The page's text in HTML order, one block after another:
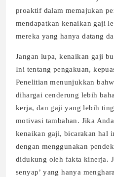
proaktif dalam memajukan
mendapatkan kenaikan gaji
mereka yang hanya datang
Jangan lupa, kenaikan gaji
Ini tentang pengakuan,
Penelitian menunjukkan
dihargai cenderung lebih
kerja, dan gaji yang lebih
motivasi tambahan. Jika
kenaikan gaji, bicarakan hal
dengan menggunakan
didukung oleh fakta kinerja.
senyap’ yang hanya